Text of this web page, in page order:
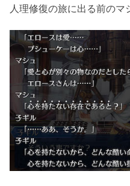
人理修復の旅に出る前のマ